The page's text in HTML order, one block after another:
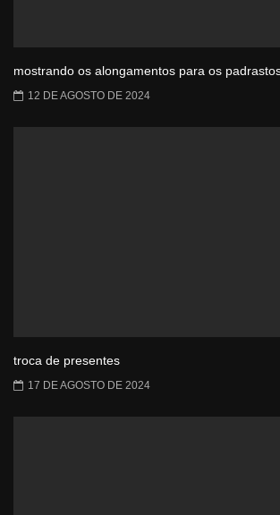
mostrando os alongamentos para os
12 DE AGOSTO DE 2024
troca de presentes
17 DE AGOSTO DE 2024